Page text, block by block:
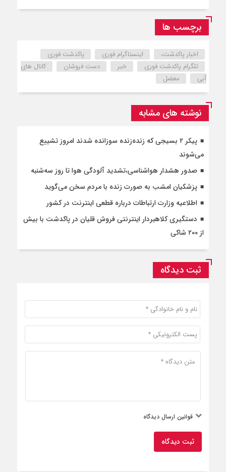
برچسب ها
اخبار پاکدشت، اینستاگرام فوری
پاکدشت فوری
تلگرام پاکدشت فوری
خبر دست فروشان
کانال های
آبی
معضل
نوشته های مشابه
پیکر ۲ بسیجی که زنده‌زنده سوزانده شدند امروز تشییع
می‌شوند
صدور هشدار هواشناسی،تشدید آلودگی هوا تا روز سه‌شنبه
پزشکیان امشب به صورت زنده با مردم سخن می‌گوید
اطلاعیه وزارت ارتباطات درباره قطعی اینترنت در کشور
دستگیری کلاهبردار اینترنتی فروش قلیان در پاکدشت با بیش
از ۲۰۰ شاکی
ثبت دیدگاه
قوانین ارسال دیدگاه
ثبت دیدگاه